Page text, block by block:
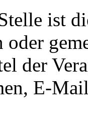
ist
oder
der
E-